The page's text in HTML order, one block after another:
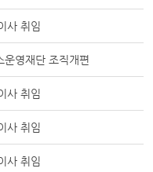
사 취임
운영재단 조직개편
사 취임
사 취임
사 취임